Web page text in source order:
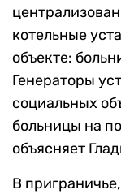
котельные
объекте:
Генераторы
социальных
больницы на
объясняет
В